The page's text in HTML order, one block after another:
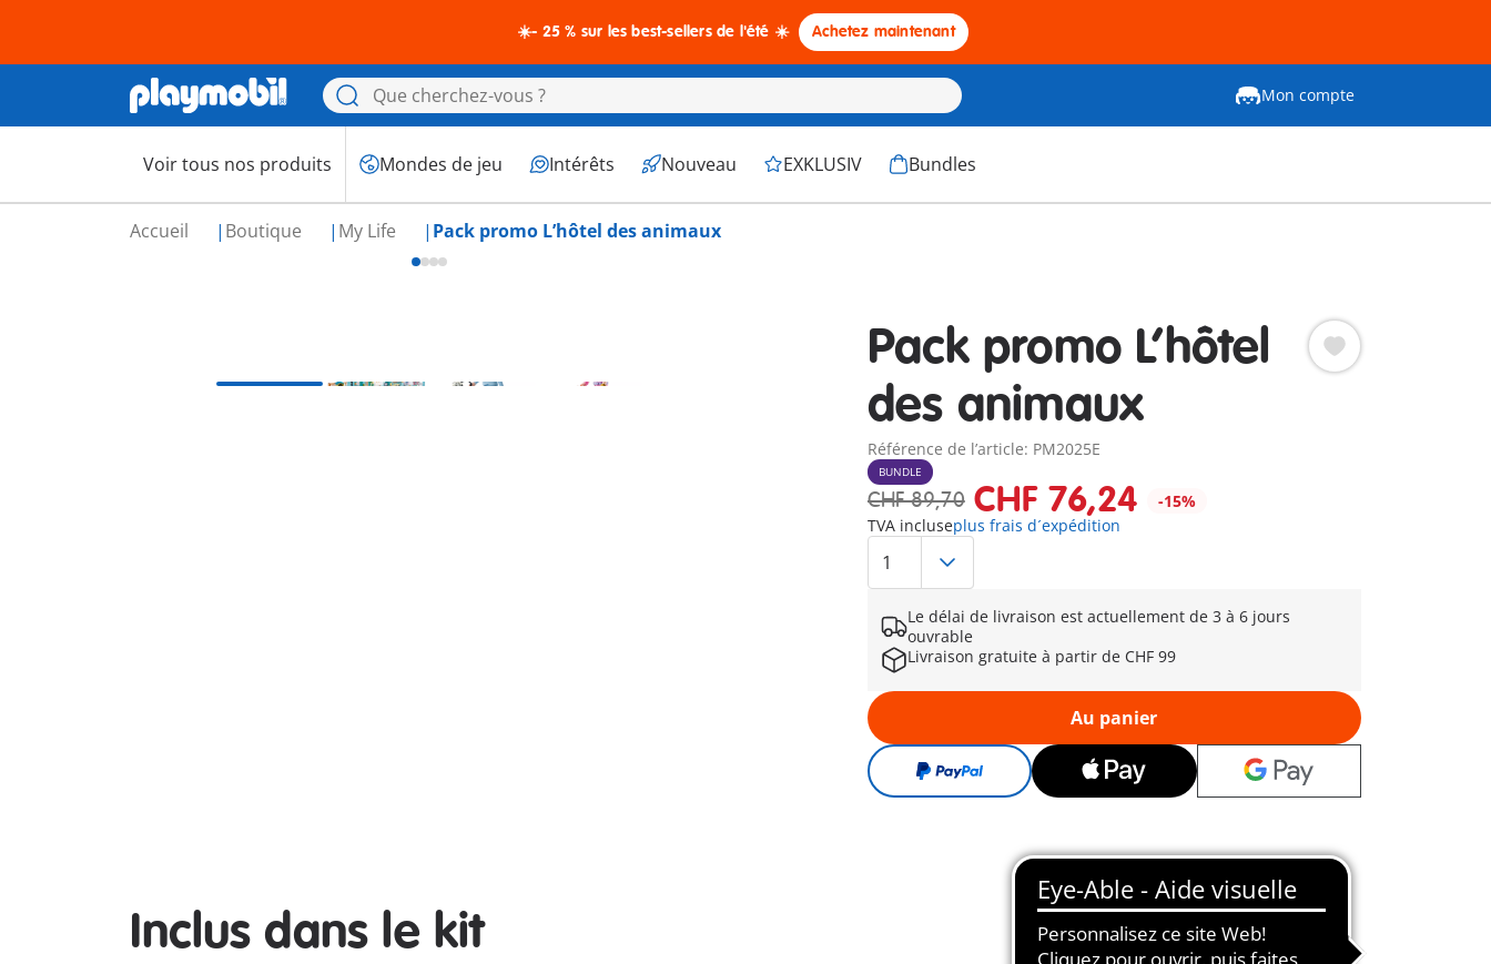
☀️- 25 % sur les best-sellers de l'été ☀️ Achetez maintenant
Mon compte
Voir tous nos produits Mondes de jeu Intérêts Nouveau EXKLUSIV Bundles
Accueil Boutique My Life Pack promo L’hôtel des animaux
Pack promo L’hôtel
des animaux
Référence de l’article: PM2025E
BUNDLE
CHF 89,70 CHF 76,24
-15%
TVA incluseplus frais d´expédition
Le délai de livraison est actuellement de 3 à 6 jours
ouvrable
Livraison gratuite à partir de CHF 99
Au panier
Inclus dans le kit